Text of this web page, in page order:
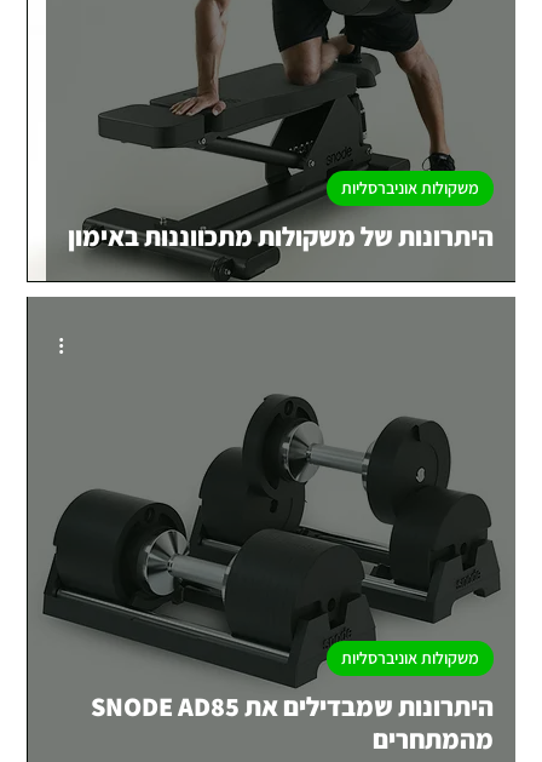
היתרונות של משקולות מתכווננות באימון
משקולות אוניברסליות
היתרונות שמבדילים את SNODE AD85
מהמתחרים
משקולות אוניברסליות